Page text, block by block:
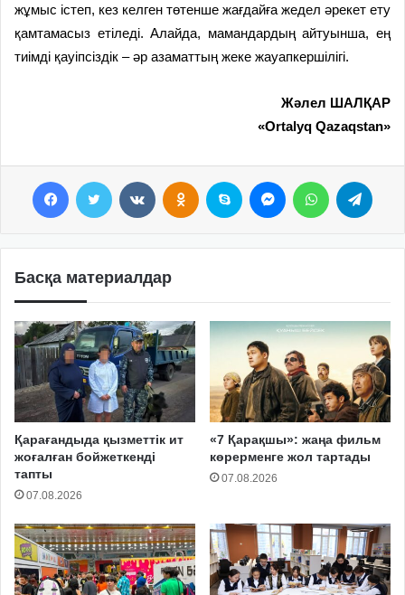
жұмыс істеп, кез келген төтенше жағдайға жедел әрекет ету
қамтамасыз етіледі. Алайда, мамандардың айтуынша, ең
тиімді қауіпсіздік – әр азаматтың жеке жауапкершілігі.
Жәлел ШАЛҚАР
«Ortalyq Qazaqstan»
Басқа материалдар
Қарағандыда қызметтік ит
жоғалған бойжеткенді
тапты
07.08.2026
«7 Қарақшы»: жаңа фильм
көрерменге жол тартады
07.08.2026